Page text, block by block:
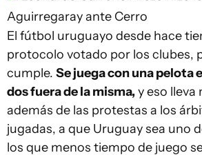
Aguirregaray ante Cerro
El fútbol uruguayo desde hace
protocolo votado por los clubes,
cumple. Se juega con una pelota
dos fuera de la misma, y eso lleva
además de las protestas a los
jugadas, a que Uruguay sea uno
los que menos tiempo de juego